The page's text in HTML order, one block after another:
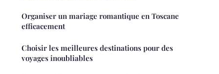
Organiser un mariage romantique en Toscane
efficacement
Choisir les meilleures destinations pour des
voyages inoubliables